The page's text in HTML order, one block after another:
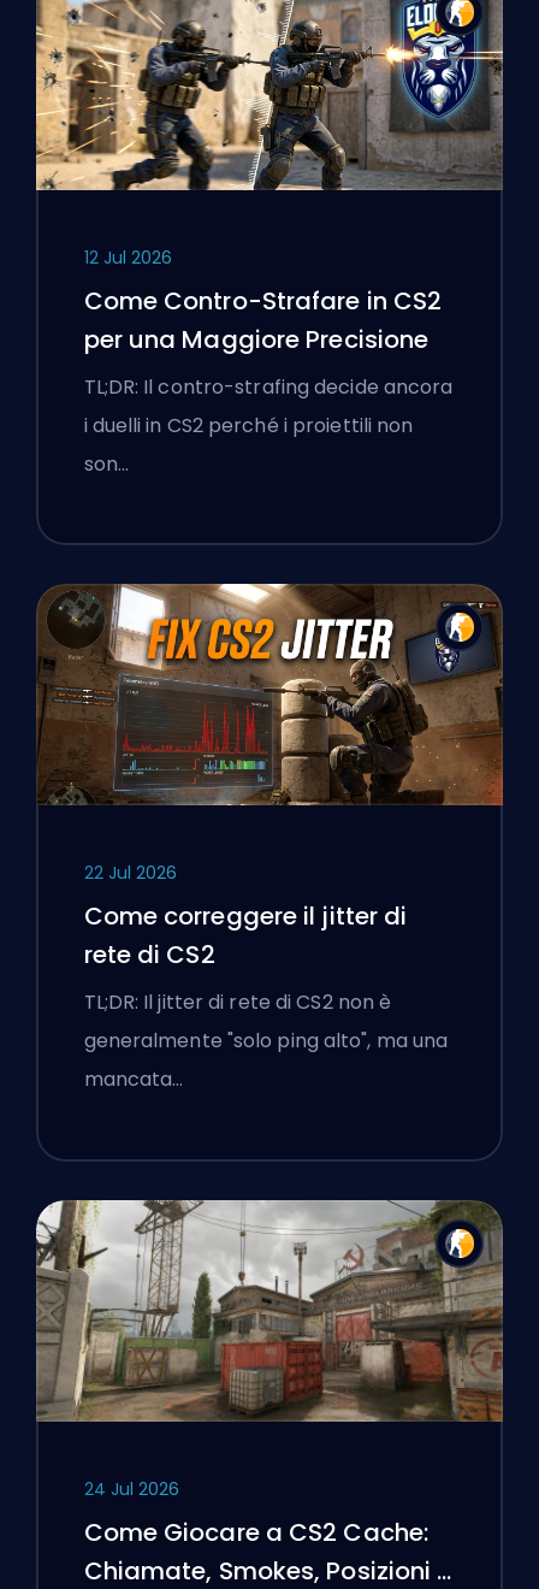
12 Jul 2026
Come Contro-Strafare in CS2
per una Maggiore Precisione
TL;DR: Il contro-strafing decide ancora
i duelli in CS2 perché i proiettili non
son…
22 Jul 2026
Come correggere il jitter di
rete di CS2
TL;DR: Il jitter di rete di CS2 non è
generalmente "solo ping alto", ma una
mancata…
24 Jul 2026
Come Giocare a CS2 Cache:
Chiamate, Smokes, Posizioni e